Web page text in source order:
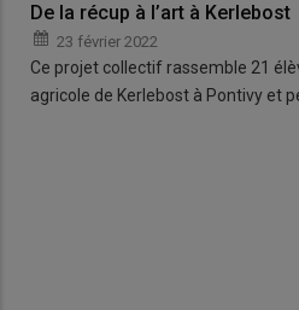
De la récup à l’art à Kerlebost
23 février 2022
Ce projet collectif rassemble 21
agricole de Kerlebost à Pontivy et